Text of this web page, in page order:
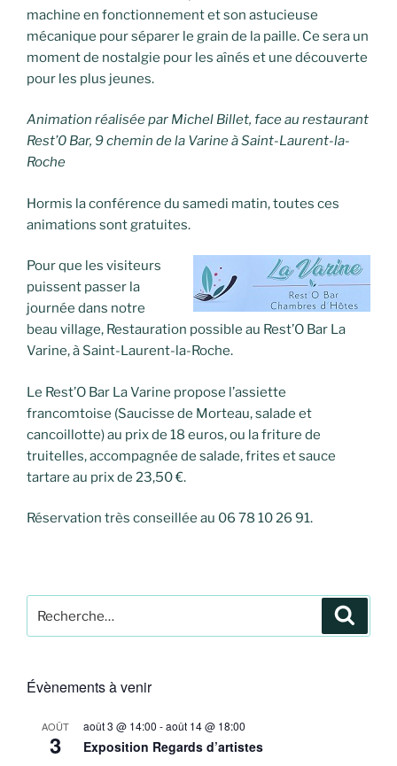
machine en fonctionnement et son astucieuse
mécanique pour séparer le grain de la paille. Ce sera un
moment de nostalgie pour les aînés et une découverte
pour les plus jeunes.
Animation réalisée par Michel Billet, face au restaurant
Rest’0 Bar, 9 chemin de la Varine à Saint-Laurent-la-
Roche
Hormis la conférence du samedi matin, toutes ces
animations sont gratuites.
Pour que les visiteurs
puissent passer la
journée dans notre
beau village, Restauration possible au Rest’O Bar La
Varine, à Saint-Laurent-la-Roche.
Le Rest’O Bar La Varine propose l’assiette
francomtoise (Saucisse de Morteau, salade et
cancoillotte) au prix de 18 euros, ou la friture de
truitelles, accompagnée de salade, frites et sauce
tartare au prix de 23,50 €.
Réservation très conseillée au 06 78 10 26 91.
pour
Évènements à venir
AOÛT
3
août 3 @ 14:00 -août 14 @ 18:00
Exposition Regards d’artistes